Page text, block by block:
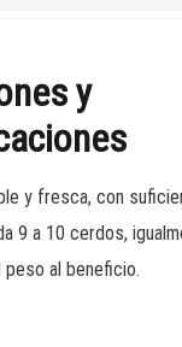
y
y fresca, con
9 a 10 cerdos,
al beneficio.